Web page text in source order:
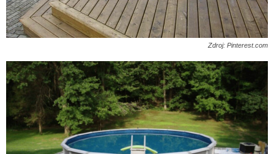
Zdroj: Pinterest.com